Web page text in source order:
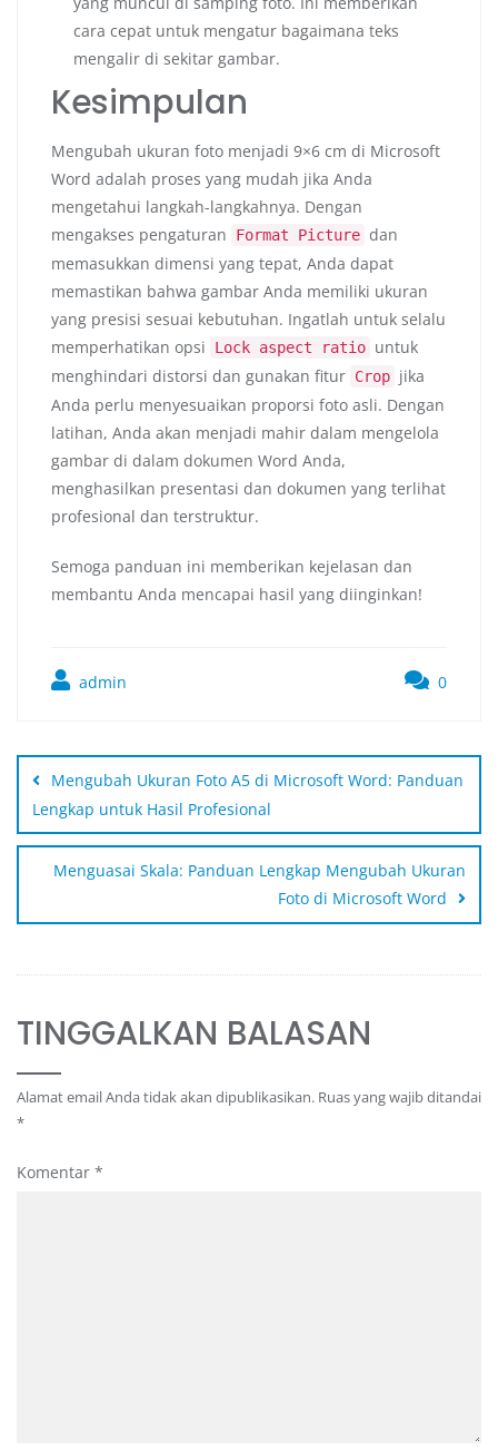
cara cepat untuk mengatur bagaimana teks
mengalir di sekitar gambar.
Kesimpulan
Mengubah ukuran foto menjadi 9×6 cm di Microsoft
Word adalah proses yang mudah jika Anda
mengetahui langkah-langkahnya. Dengan
mengakses pengaturan
Format Picture dan
memasukkan dimensi yang tepat, Anda dapat
memastikan bahwa gambar Anda memiliki ukuran
yang presisi sesuai kebutuhan. Ingatlah untuk selalu
memperhatikan opsi
Lock aspect ratio untuk
menghindari distorsi dan gunakan fitur Crop jika
Anda perlu menyesuaikan proporsi foto asli. Dengan
latihan, Anda akan menjadi mahir dalam mengelola
gambar di dalam dokumen Word Anda,
menghasilkan presentasi dan dokumen yang terlihat
profesional dan terstruktur.
Semoga panduan ini memberikan kejelasan dan
membantu Anda mencapai hasil yang diinginkan!
admin 0
Mengubah Ukuran Foto A5 di Microsoft Word: Panduan
Lengkap untuk Hasil Profesional
Menguasai Skala: Panduan Lengkap Mengubah Ukuran
Foto di Microsoft Word
TINGGALKAN BALASAN
Alamat email Anda tidak akan dipublikasikan. Ruas yang wajib ditandai
*
Komentar *